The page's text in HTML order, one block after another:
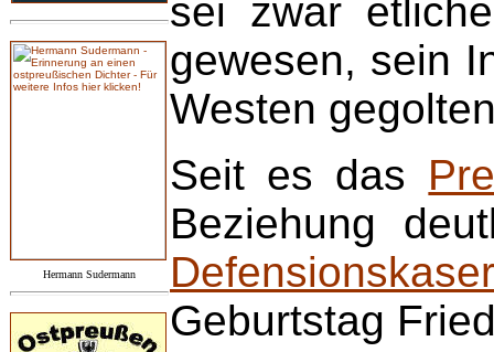
Hermann Sudermann
sei zwar
gewesen, sein
Westen
Seit es das
Beziehung
Geburtstag